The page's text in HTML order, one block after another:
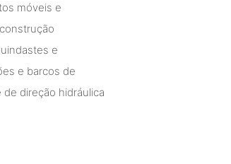
móveis e
e
e barcos de
direção hidráulica